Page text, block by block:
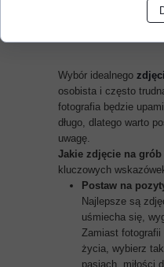
Wybór idealnego
osobista i często
fotografia będzie
długo, dlatego warto
uwagę.
Jakie zdjęcie na grób
kluczowych
Postaw na
Najlepsze są
uśmiecha się,
Zamiast fotografii
życia, wybierz
pasjach, miłości